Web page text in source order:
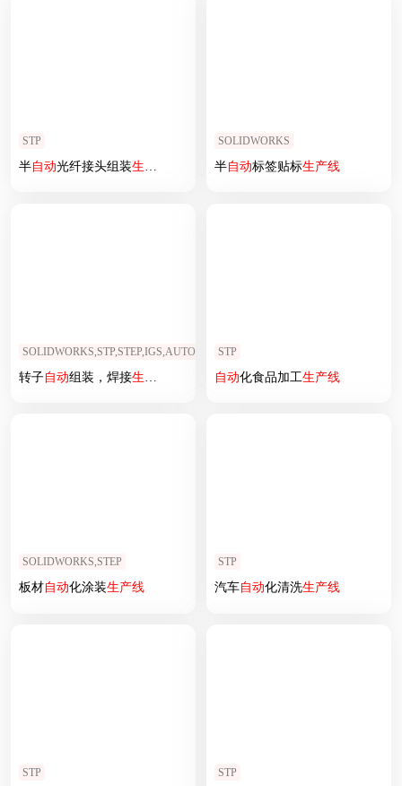
STP
半自动光纤接头组装生产线
SOLIDWORKS
半自动标签贴标生产线
SOLIDWORKS,STP,STEP,IGS,AUTOCAD
转子自动组装，焊接生产线
STP
自动化食品加工生产线
SOLIDWORKS,STEP
板材自动化涂装生产线
STP
汽车自动化清洗生产线
STP STP